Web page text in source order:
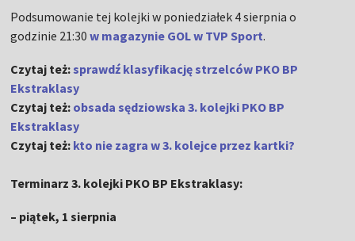
Podsumowanie tej kolejki w poniedziałek 4 sierpnia o
godzinie 21:30w magazynie GOL w TVP Sport.
Czytaj też: sprawdź klasyfikację strzelców PKO BP
Ekstraklasy
Czytaj też: obsada sędziowska 3. kolejki PKO BP
Ekstraklasy
Czytaj też: kto nie zagra w 3. kolejce przez kartki?
Terminarz 3. kolejki PKO BP Ekstraklasy:
– piątek, 1 sierpnia